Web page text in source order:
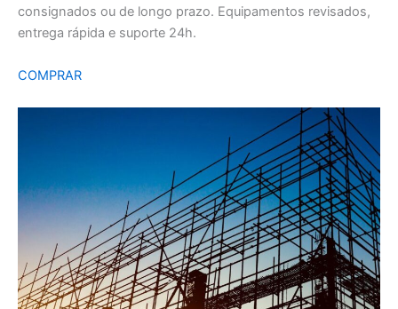
consignados ou de longo prazo. Equipamentos revisados,
entrega rápida e suporte 24h.
COMPRAR